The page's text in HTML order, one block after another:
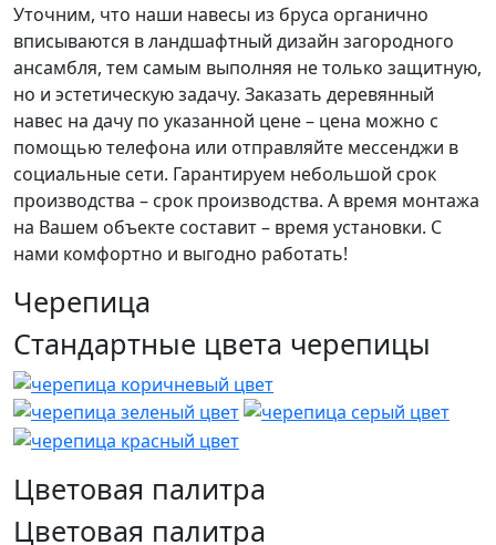
Уточним, что наши навесы из бруса органично
вписываются в ландшафтный дизайн загородного
ансамбля, тем самым выполняя не только защитную,
но и эстетическую задачу. Заказать деревянный
навес на дачу по указанной цене – цена можно с
помощью телефона или отправляйте мессенджи в
социальные сети. Гарантируем небольшой срок
производства – срок производства. А время монтажа
на Вашем объекте составит – время установки. С
нами комфортно и выгодно работать!
Черепица
Стандартные цвета черепицы
Цветовая палитра
Цветовая палитра